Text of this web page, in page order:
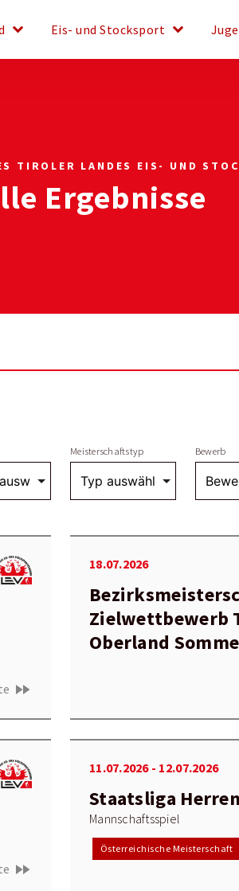
keyboard_arrow_down Eis- und Stocksport keyboard_arrow_down
TIROLER LANDES EIS- UND
Ergebnisse
Meisterschaftstyp Bewerb
fast_forward
18.07.2026
Zielwettbewerb
Oberland
fast_forward
11.07.2026 - 12.07.2026
Staatsliga Herren
Mannschaftsspiel
Österreichische Meisterschaft